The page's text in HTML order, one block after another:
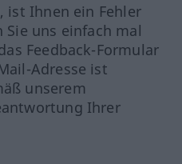
ist Ihnen ein Fehler
uns einfach mal
Feedback-Formular
Adresse ist
unserem
Ihrer